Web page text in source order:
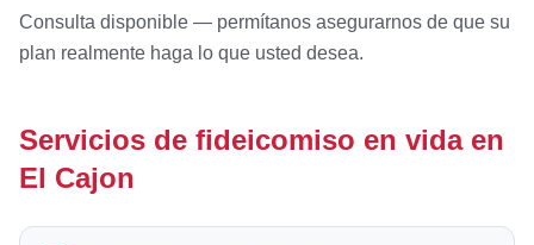
Consulta disponible — permítanos asegurarnos de que su
plan realmente haga lo que usted desea.
Servicios de fideicomiso en vida en
El Cajon